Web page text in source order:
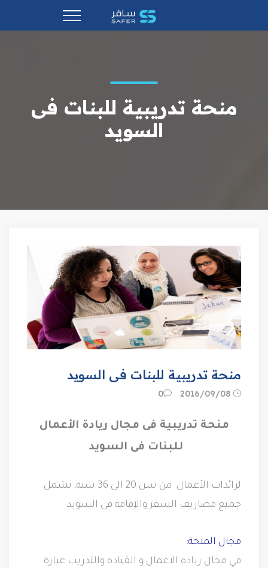
منحة تدريبية للبنات فى
السويد
منحة تدريبية للبنات فى السويد
0
منحة تدريبية فى مجال ريادة الأعمال
للبنات فى السويد
لرائدات الأعمال من سن 20 الي 36 سنه، تشمل
جميع مصاريف السفر والإقامة فى السويد
مجال المنحة:
في مجال رياده الاعمال و القياده والتدريب عبارة